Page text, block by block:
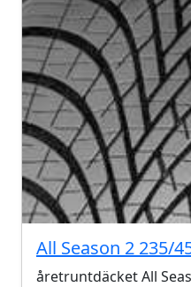
All Season 2 235/
åretruntdäcket All